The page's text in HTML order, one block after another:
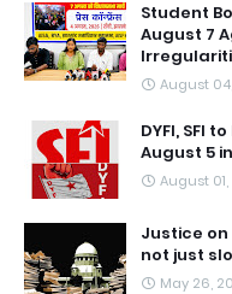
Student
August 7
August
DYFI, SFI
August 5
August
Justice
not just
May 26,